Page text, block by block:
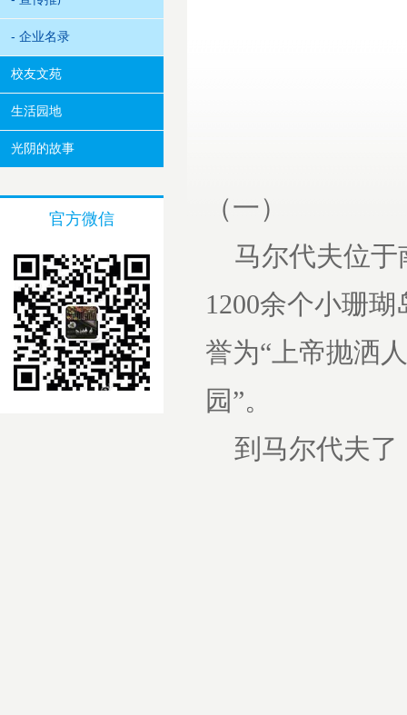
- 企业名录
校友文苑
生活园地
光阴的故事
官方微信
（一）
马尔代夫位于
1200余个小珊
誉为“上帝抛洒
园”。
到马尔代夫了